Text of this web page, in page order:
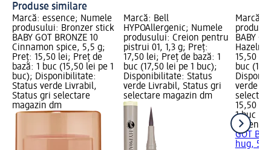
Produse similare
Marcă: essence; Numele
produsului: Bronzer stick
BABY GOT BRONZE 10
Cinnamon spice, 5,5 g;
Preț: 15,50 lei; Preț de
bază: 1 buc (15,50 lei pe 1
buc); Disponibilitate:
Status verde Livrabil,
Status gri selectare
magazin dm
Marcă: Bell
HYPOAllergenic; Numele
produsului: Creion pentru
pistrui 01, 1,3 g; Preț:
17,50 lei; Preț de bază: 1
buc (17,50 lei pe 1 buc);
Disponibilitate: Status
verde Livrabil, Status gri
selectare magazin dm
Marcă:
BABY
15,50
buc
verde
15,50 lei
1 buc
essence
GOT
hug, 5,5